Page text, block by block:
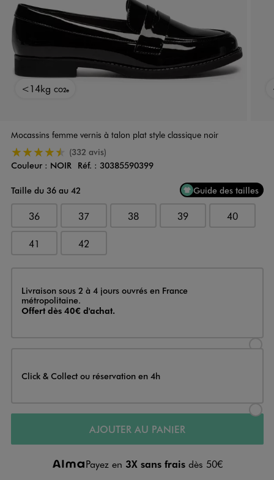
<14kg CO2e
Mocassins femme vernis à talon plat style classique noir
4.5/5 de moyenne
(332 avis)
Couleur
Couleur : NOIR Réf. : 30385590399
Taille du 36 au 42
Guide des tailles
36 37 38 39 40
41 42
Livraison
Livraison sous 2 à 4 jours ouvrés en France
métropolitaine.
Offert dès 40€ d'achat.
Click & Collect ou réservation en 4h
AJOUTER AU PANIER
Payez en 3X sans frais dès 50€